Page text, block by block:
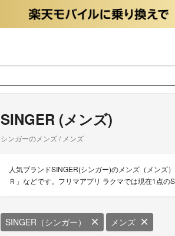
SINGER (メンズ)
シンガーのメンズ / メンズ
人気ブランドSINGER(シンガー)のメンズ（メン
Ｒ」などです。フリマアプリ ラクマでは現在1点の
SINGER（シンガー） メンズ